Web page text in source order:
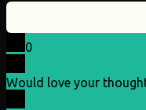
0
Would love your